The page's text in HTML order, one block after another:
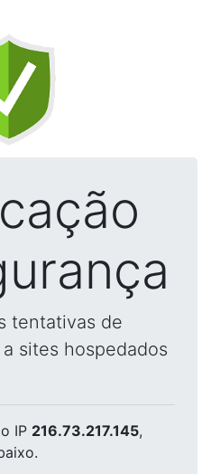
tentativas de
sites hospedados
IP 216.73.217.145,